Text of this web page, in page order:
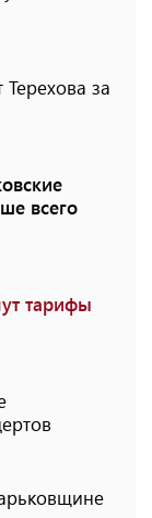
за
всего
тарифы